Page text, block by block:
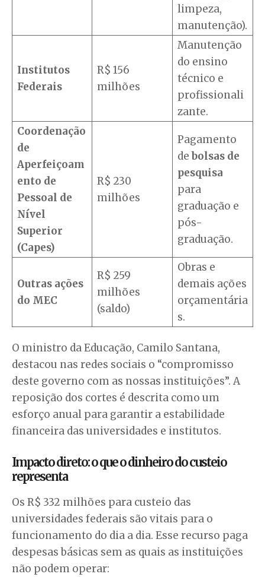
limpeza,
manutenção).
Institutos
Federais
R$ 156
milhões
Manutenção
do ensino
técnico e
profissionali
zante.
Coordenação
de
Aperfeiçoam
ento de
Pessoal de
Nível
Superior
(Capes)
R$ 230
milhões
Pagamento
debolsas de
pesquisa
para
graduação e
pós-
graduação.
Outras ações
do MEC
R$ 259
milhões
(saldo)
Obras e
demais ações
orçamentária
s.
O ministro da Educação, Camilo Santana,
destacou nas redes sociais o “compromisso
deste governo com as nossas instituições”. A
reposição dos cortes é descrita como um
esforço anual para garantir a estabilidade
financeira das universidades e institutos.
Impacto direto: o que o dinheiro do custeio
representa
Os R$ 332 milhões para custeio das
universidades federais são vitais para o
funcionamento do dia a dia. Esse recurso paga
despesas básicas sem as quais as instituições
não podem operar: